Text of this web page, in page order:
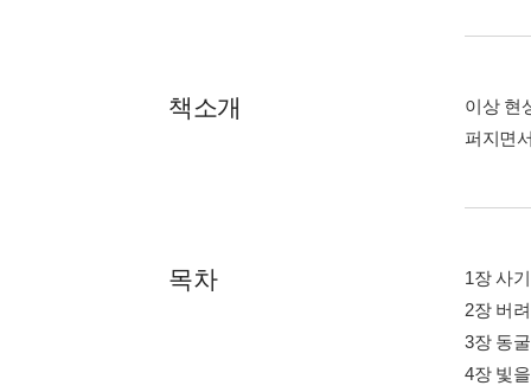
책소개
이상 현
퍼지면
목차
1장 사
2장 버
3장 동
4장 빛